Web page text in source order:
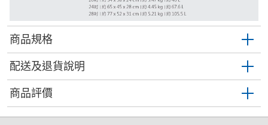
商品規格
配送及退貨說明
商品評價